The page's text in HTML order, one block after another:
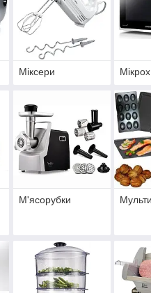
Міксери
М'ясорубки